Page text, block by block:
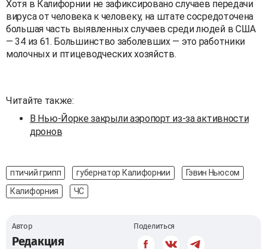
Хотя в Калифорнии не зафиксировано случаев передачи
вируса от человека к человеку, на штате сосредоточена
большая часть выявленных случаев среди людей в США
— 34 из 61. Большинство заболевших — это работники
молочных и птицеводческих хозяйств.
Читайте также:
В Нью-Йорке закрыли аэропорт из-за активности
дронов
птичий грипп губернатор Калифорнии
Гэвин Ньюсом
Калифорния
ЧС
Автор
Редакция
Поделиться